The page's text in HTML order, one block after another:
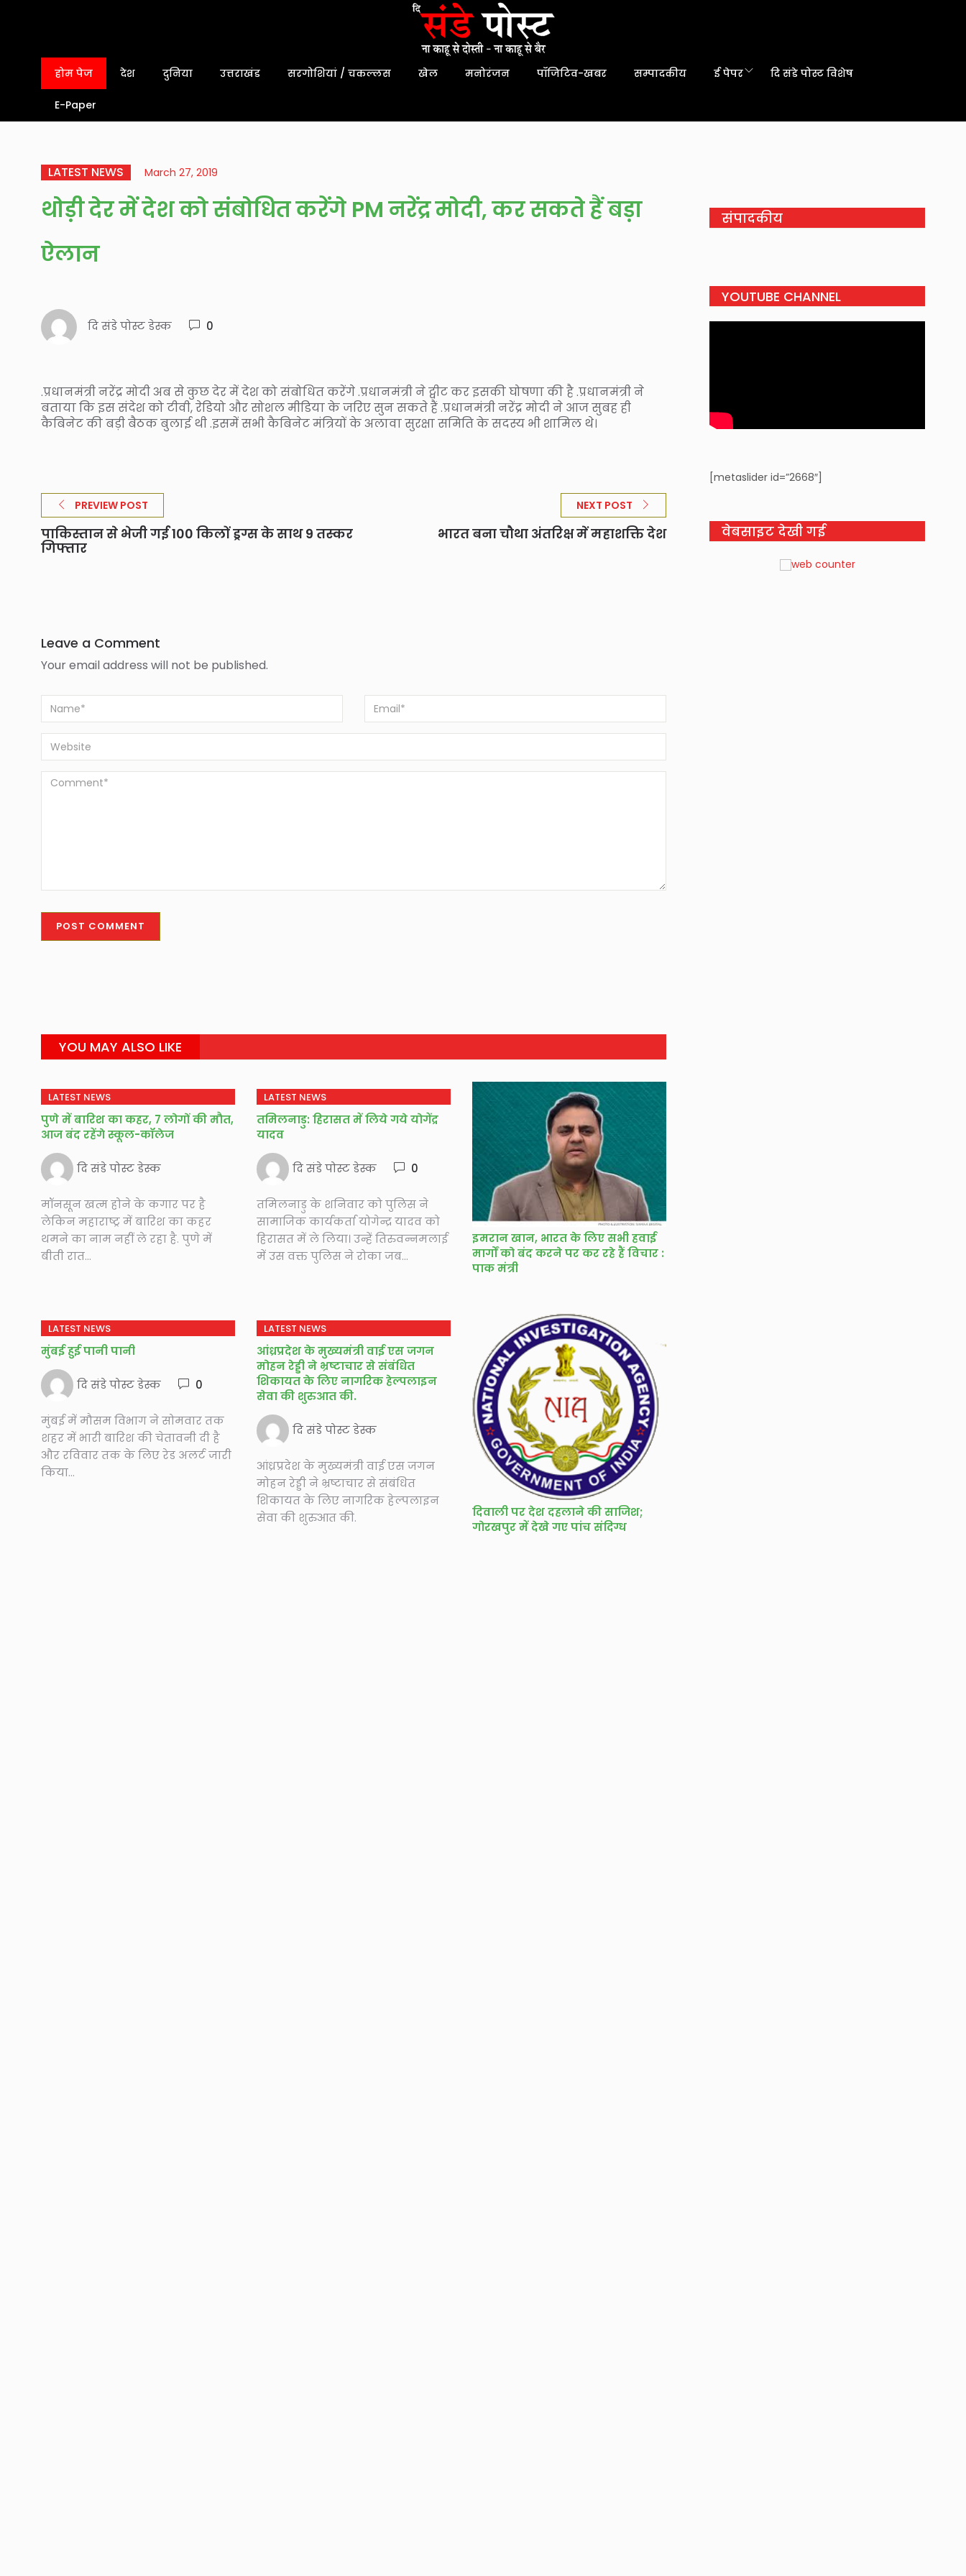
होम पेज देश दुनिया उत्तराखंड सरगोशियां / चकल्लस खेल मनोरंजन पॉजिटिव-खबर सम्पादकीय ई पेपर दि संडे पोस्ट विशेष
E-Paper
LATEST NEWS March 27, 2019
थोड़ी देर में देश को संबोधित करेंगे PM नरेंद्र मोदी, कर सकते हैं बड़ा
ऐलान
दि संडे पोस्ट डेस्क 0
.प्रधानमंत्री नरेंद्र मोदी अब से कुछ देर में देश को संबोधित करेंगे .प्रधानमंत्री ने ट्वीट कर इसकी घोषणा की है .प्रधानमंत्री ने
बताया कि इस संदेश को टीवी, रेडियो और सोशल मीडिया के जरिए सुन सकते हैं .प्रधानमंत्री नरेंद्र मोदी ने आज सुबह ही
कैबिनेट की बड़ी बैठक बुलाई थी .इसमें सभी कैबिनेट मंत्रियों के अलावा सुरक्षा समिति के सदस्य भी शामिल थे।
PREVIEW POST
पाकिस्तान से भेजी गई 100 किलों ड्रग्स के साथ 9 तस्कर
गिफ्तार
NEXT POST
भारत बना चौथा अंतरिक्ष में महाशक्ति देश
Leave a Comment
Your email address will not be published.
YOU MAY ALSO LIKE
LATEST NEWS
पुणे में बारिश का कहर, 7 लोगों की मौत,
आज बंद रहेंगे स्कूल-कॉलेज
दि संडे पोस्ट डेस्क
मॉनसून खत्म होने के कगार पर है
लेकिन महाराष्ट्र में बारिश का कहर
थमने का नाम नहीं ले रहा है. पुणे में
बीती रात...
LATEST NEWS
तमिलनाडु: हिरासत में लिये गये योगेंद्र
यादव
दि संडे पोस्ट डेस्क 0
तमिलनाडु के शनिवार को पुलिस ने
सामाजिक कार्यकर्ता योगेन्द्र यादव को
हिरासत में ले लिया। उन्हें तिरुवन्नमलाई
में उस वक्त पुलिस ने रोका जब...
इमरान खान, भारत के लिए सभी हवाई
मार्गों को बंद करने पर कर रहे हैं विचार :
पाक मंत्री
LATEST NEWS
मुंबई हुई पानी पानी
दि संडे पोस्ट डेस्क 0
मुंबई में मौसम विभाग ने सोमवार तक
शहर में भारी बारिश की चेतावनी दी है
और रविवार तक के लिए रेड अलर्ट जारी
किया...
LATEST NEWS
आंध्रप्रदेश के मुख्यमंत्री वाई एस जगन
मोहन रेड्डी ने भ्रष्टाचार से संबंधित
शिकायत के लिए नागरिक हेल्पलाइन
सेवा की शुरुआत की.
दि संडे पोस्ट डेस्क
आंध्रप्रदेश के मुख्यमंत्री वाई एस जगन
मोहन रेड्डी ने भ्रष्टाचार से संबंधित
शिकायत के लिए नागरिक हेल्पलाइन
सेवा की शुरुआत की.
दिवाली पर देश दहलाने की साजिश;
गोरखपुर में देखे गए पांच संदिग्ध
संपादकीय
YOUTUBE CHANNEL
[metaslider id=”2668″]
वेबसाइट देखी गई